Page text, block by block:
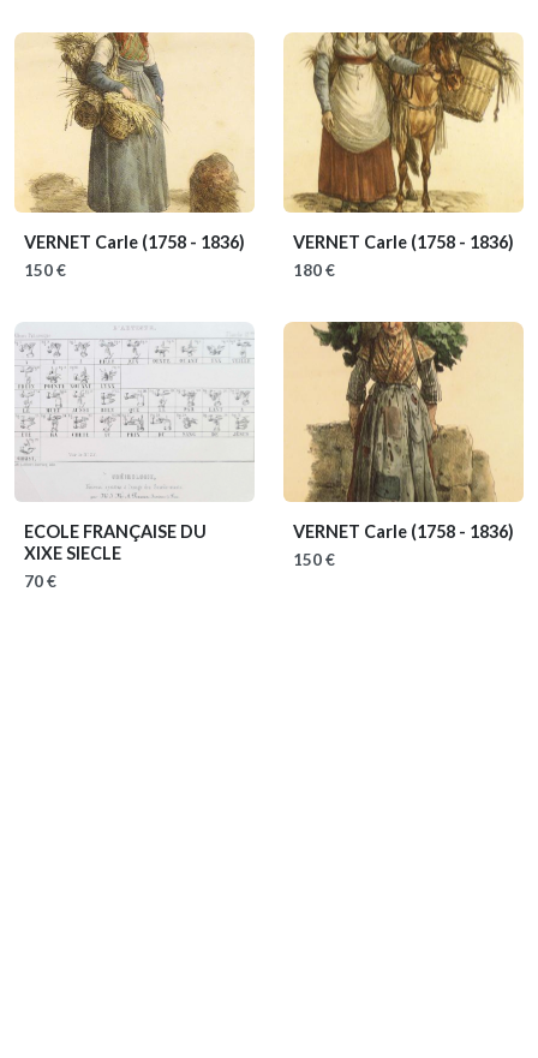
VERNET Carle (1758 - 1836)
150 €
VERNET Carle (1758 - 1836)
180 €
ECOLE FRANÇAISE DU
XIXE SIECLE
70 €
VERNET Carle (1758 - 1836)
150 €